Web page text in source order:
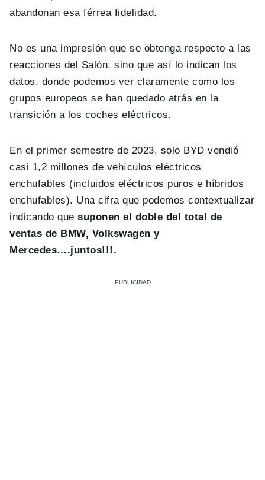
abandonan esa férrea fidelidad.
No es una impresión que se obtenga respecto a las
reacciones del Salón, sino que así lo indican los
datos. donde podemos ver claramente como los
grupos europeos se han quedado atrás en la
transición a los coches eléctricos.
En el primer semestre de 2023, solo BYD vendió
casi 1,2 millones de vehículos eléctricos
enchufables (incluidos eléctricos puros e híbridos
enchufables). Una cifra que podemos contextualizar
indicando quesuponen el doble del total de
ventas de BMW, Volkswagen y
Mercedes….juntos!!!.